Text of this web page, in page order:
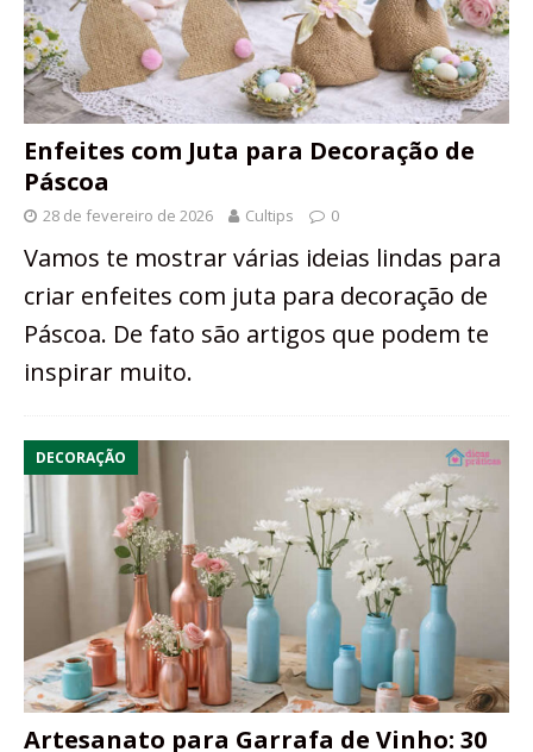
Enfeites com Juta para Decoração de
Páscoa
28 de fevereiro de 2026 Cultips 0
Vamos te mostrar várias ideias lindas para
criar enfeites com juta para decoração de
Páscoa. De fato são artigos que podem te
inspirar muito.
DECORAÇÃO
Artesanato para Garrafa de Vinho: 30